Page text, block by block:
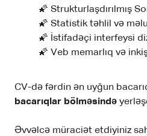
🌠 Strukturlaşdırılmış
🌠 Statistik təhlil və
🌠 İstifadəçi interfeysi
🌠 Veb memarlıq və
CV-də fərdin ən uyğun
bacarıqlar bölməsində
Əvvəlcə müraciət etdiyiniz